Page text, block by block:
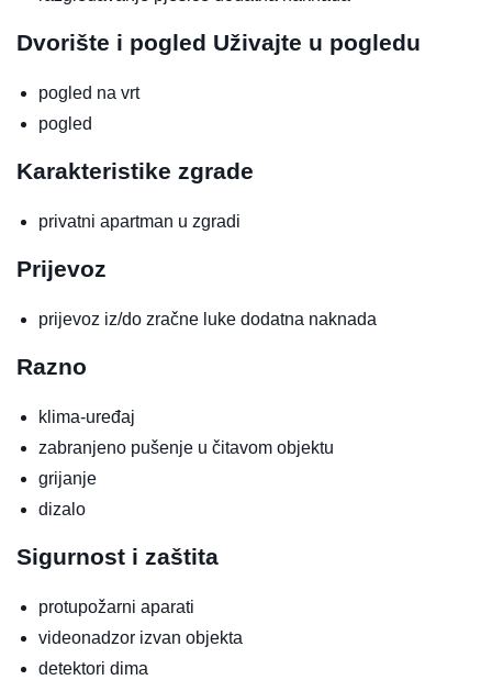
Dvorište i pogled Uživajte u pogledu
pogled na vrt
pogled
Karakteristike zgrade
privatni apartman u zgradi
Prijevoz
prijevoz iz/do zračne luke dodatna naknada
Razno
klima-uređaj
zabranjeno pušenje u čitavom objektu
grijanje
dizalo
Sigurnost i zaštita
protupožarni aparati
videonadzor izvan objekta
detektori dima